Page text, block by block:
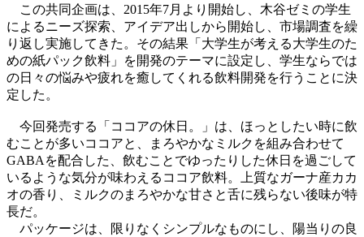
この共同企画は、2015年7月より開始し、木谷ゼミの学生
によるニーズ探索、アイデア出しから開始し、市場調査を繰
り返し実施してきた。その結果「大学生が考える大学生のた
めの紙パック飲料」を開発のテーマに設定し、学生ならでは
の日々の悩みや疲れを癒してくれる飲料開発を行うことに決
定した。
今回発売する「ココアの休日。」は、ほっとしたい時に飲
むことが多いココアと、まろやかなミルクを組み合わせて
GABAを配合した、飲むことでゆったりした休日を過ごして
いるような気分が味わえるココア飲料。上質なガーナ産カカ
オの香り、ミルクのまろやかな甘さと舌に残らない後味が特
長だ。
パッケージは、限りなくシンプルなものにし、陽当りの良